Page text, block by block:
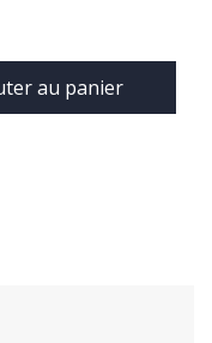
au panier